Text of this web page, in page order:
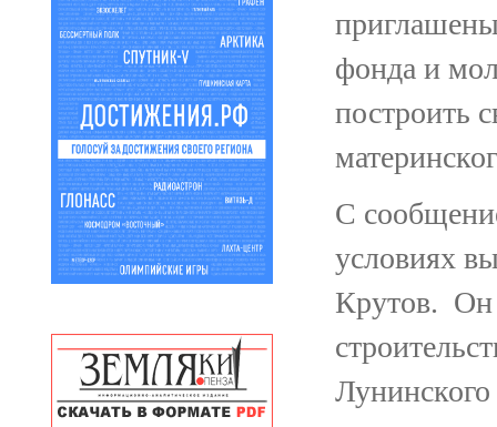
фонда и
построить
С
условиях
Крутов. Он
Лунинского